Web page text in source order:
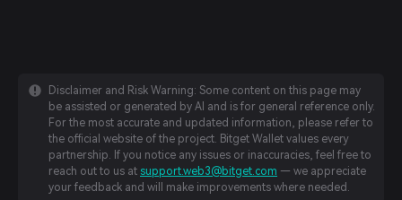
Disclaimer and Risk Warning: Some content on this page may
be assisted or generated by AI and is for general reference only.
For the most accurate and updated information, please refer to
the official website of the project. Bitget Wallet values every
partnership. If you notice any issues or inaccuracies, feel free to
reach out to us at support.web3@bitget.com — we appreciate
your feedback and will make improvements where needed.